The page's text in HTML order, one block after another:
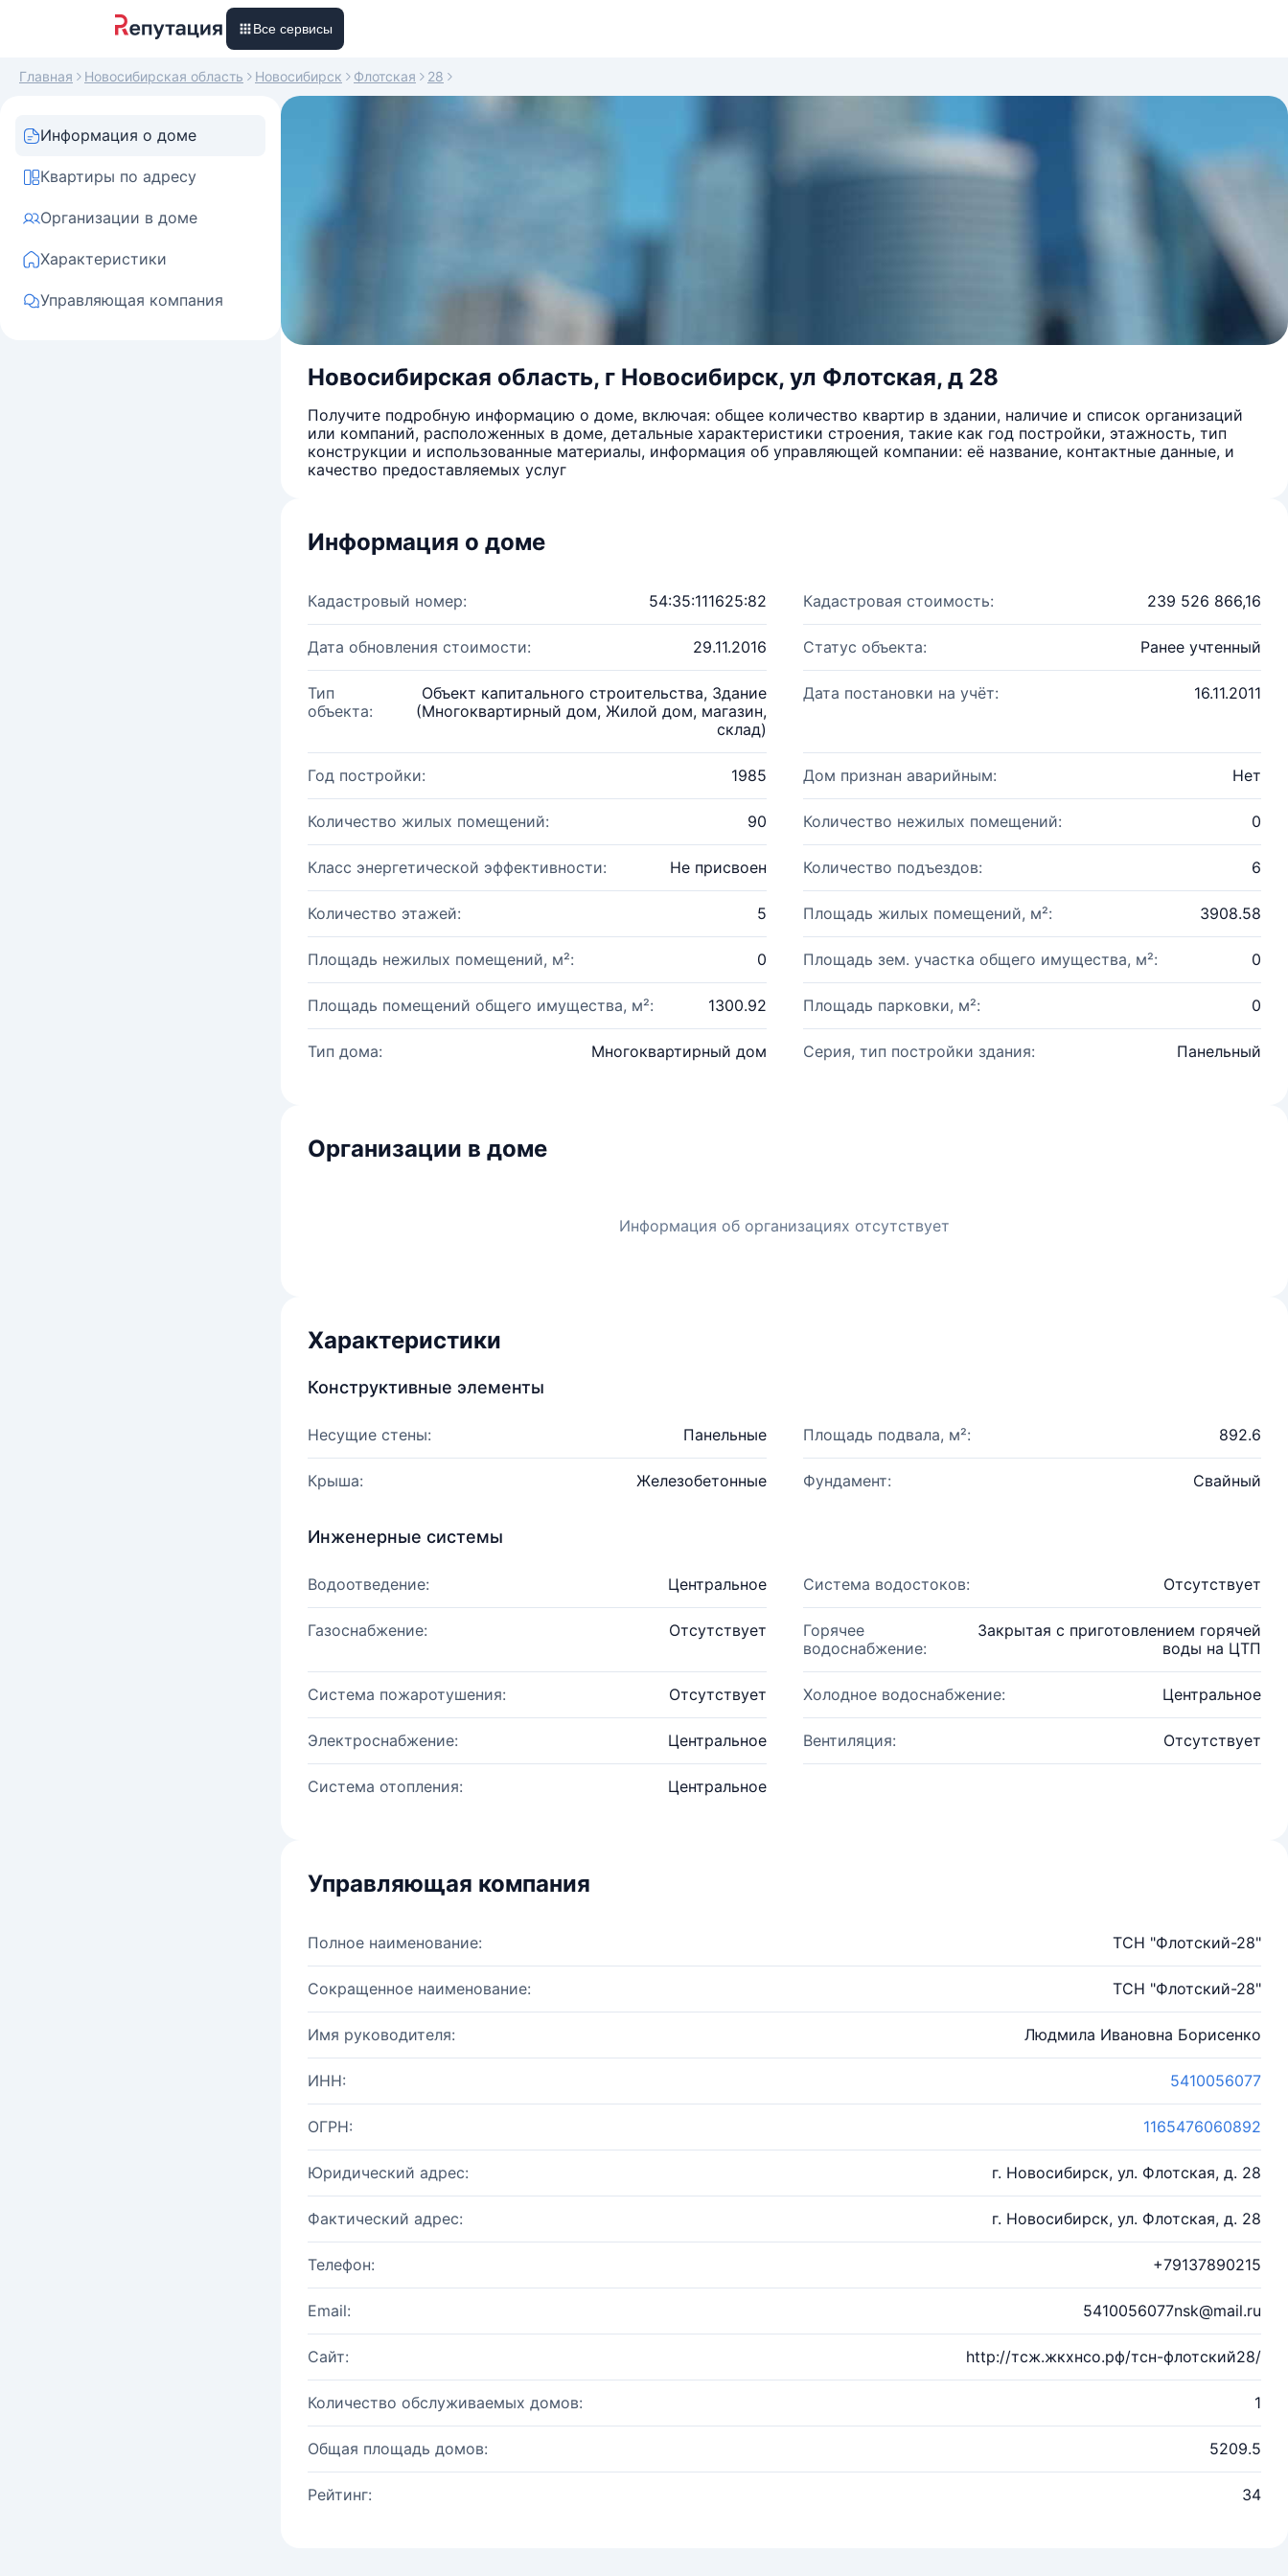
Все сервисы
Главная Новосибирская область Новосибирск Флотская 28
Информация о доме
Квартиры по адресу
Организации в доме
Характеристики
Управляющая компания
Новосибирская область, г Новосибирск, ул Флотская, д 28
Получите подробную информацию о доме, включая: общее количество квартир в здании, наличие и список организаций
или компаний, расположенных в доме, детальные характеристики строения, такие как год постройки, этажность, тип
конструкции и использованные материалы, информация об управляющей компании: её название, контактные данные, и
качество предоставляемых услуг
Информация о доме
Кадастровый номер: 54:35:111625:82 Кадастровая стоимость: 239 526 866,16
Дата обновления стоимости: 29.11.2016 Статус объекта: Ранее учтенный
Тип
объекта:
Объект капитального строительства, Здание
(Многоквартирный дом, Жилой дом, магазин,
склад)
Дата постановки на учёт: 16.11.2011
Год постройки: 1985 Дом признан аварийным: Нет
Количество жилых помещений: 90 Количество нежилых помещений: 0
Класс энергетической эффективности: Не присвоен Количество подъездов: 6
Количество этажей: 5 Площадь жилых помещений, м²: 3908.58
Площадь нежилых помещений, м²: 0 Площадь зем. участка общего имущества, м²: 0
Площадь помещений общего имущества, м²: 1300.92 Площадь парковки, м²: 0
Тип дома: Многоквартирный дом Серия, тип постройки здания: Панельный
Организации в доме
Информация об организациях отсутствует
Характеристики
Конструктивные элементы
Несущие стены: Панельные Площадь подвала, м²: 892.6
Крыша: Железобетонные Фундамент: Свайный
Инженерные системы
Водоотведение: Центральное Система водостоков: Отсутствует
Газоснабжение: Отсутствует
Горячее
водоснабжение:
Закрытая с приготовлением горячей
воды на ЦТП
Система пожаротушения: Отсутствует Холодное водоснабжение: Центральное
Электроснабжение: Центральное Вентиляция: Отсутствует
Система отопления: Центральное
Управляющая компания
Полное наименование: ТСН "Флотский-28"
Сокращенное наименование: ТСН "Флотский-28"
Имя руководителя: Людмила Ивановна Борисенко
ИНН: 5410056077
ОГРН: 1165476060892
Юридический адрес: г. Новосибирск, ул. Флотская, д. 28
Фактический адрес: г. Новосибирск, ул. Флотская, д. 28
Телефон: +79137890215
Email: 5410056077nsk@mail.ru
Сайт: http://тсж.жкхнсо.рф/тсн-флотский28/
Количество обслуживаемых домов: 1
Общая площадь домов: 5209.5
Рейтинг: 34